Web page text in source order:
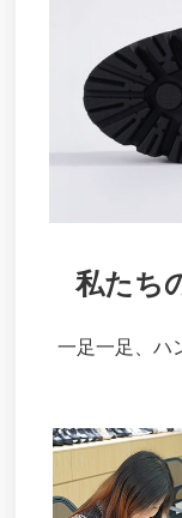
私たち
一足一足、ハ